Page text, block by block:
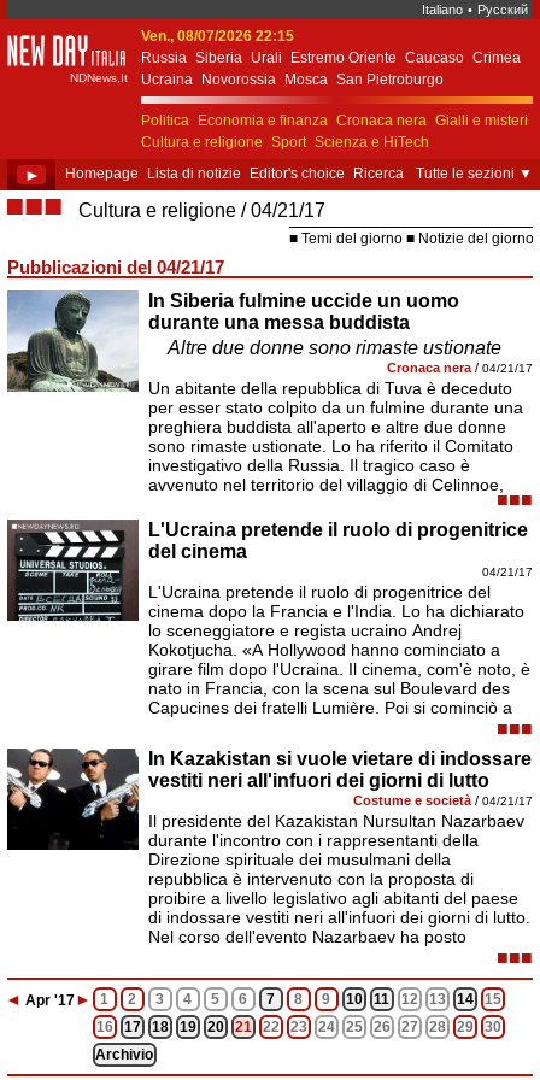
Italiano • Русский
New Day Italia
NDNews.It
Ven., 08/07/2026 22:15
Russia Siberia Urali Estremo Oriente Caucaso Crimea
Ucraina
Novorossia Mosca San Pietroburgo
Ekaterinburgo Kiev Simferopol
Sebastopoli
Politica
Economia e finanza Cronaca nera Gialli e misteri
Cultura e religione Sport Scienza e HiTech
Costume e società
Unione Europea
► Homepage Lista di notizie Editor's choice Ricerca Tutte le sezioni ▼
■■■ Cultura e religione 04/21/17
Temi del giorno Notizie del giorno
Pubblicazioni del 04/21/17
In Siberia fulmine uccide un uomo
durante una messa buddista
Altre due donne sono rimaste ustionate
Cronaca nera / 04/21/17
Un abitante della repubblica di Tuva è deceduto
per esser stato colpito da un fulmine durante una
preghiera buddista all'aperto e altre due donne
sono rimaste ustionate. Lo ha riferito il Comitato
investigativo della Russia. Il tragico caso è
avvenuto nel territorio del villaggio di Celinnoe,
■■■
L'Ucraina pretende il ruolo di progenitrice
del cinema
04/21/17
L'Ucraina pretende il ruolo di progenitrice del
cinema dopo la Francia e l'India. Lo ha dichiarato
lo sceneggiatore e regista ucraino Andrej
Kokotjucha. «A Hollywood hanno cominciato a
girare film dopo l'Ucraina. Il cinema, com'è noto, è
nato in Francia, con la scena sul Boulevard des
Capucines dei fratelli Lumière. Poi si cominciò a
■■■
In Kazakistan si vuole vietare di indossare
vestiti neri all'infuori dei giorni di lutto
Costume e società / 04/21/17
Il presidente del Kazakistan Nursultan Nazarbaev
durante l'incontro con i rappresentanti della
Direzione spirituale dei musulmani della
repubblica è intervenuto con la proposta di
proibire a livello legislativo agli abitanti del paese
di indossare vestiti neri all'infuori dei giorni di lutto.
Nel corso dell'evento Nazarbaev ha posto
■■■
◄ Apr '17► 1 2 3 4 5 6 7 8 9 10 11 12 13 14
15
16
17 18 19 20 21 22 23 24 25 26 27 28 29
30
Archivio